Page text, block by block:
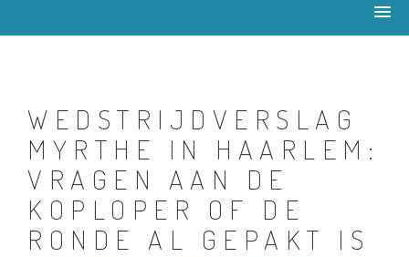
WEDSTRIJDVERSLAG
MYRTHE IN HAARLEM:
VRAGEN AAN DE
KOPLOPER OF DE
RONDE AL GEPAKT IS